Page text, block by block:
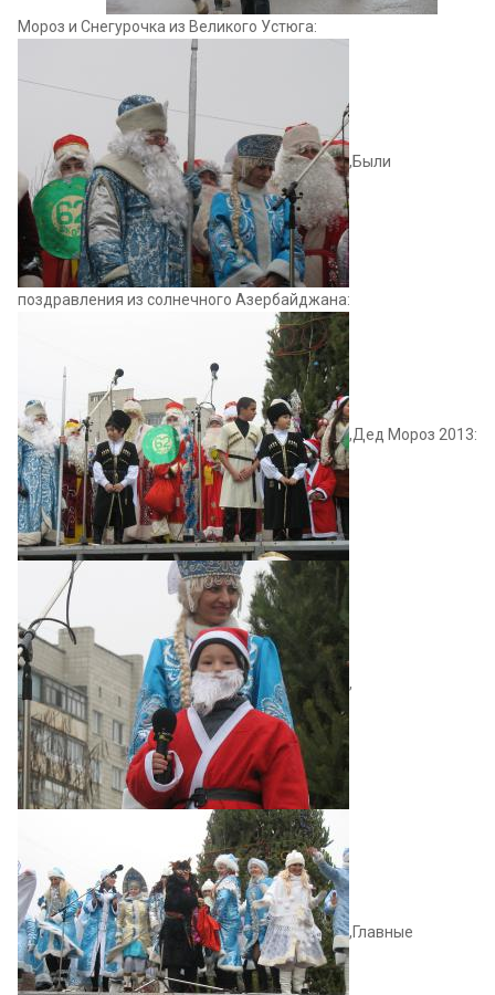
Мороз и Снегурочка из Великого Устюга:
,Были
поздравления из солнечного Азербайджана:
,Дед Мороз 2013:
,
,Главные